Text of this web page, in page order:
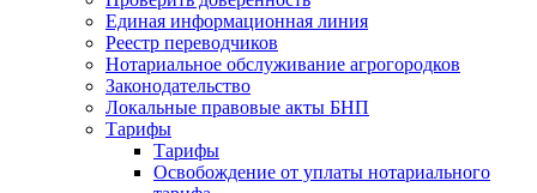
Единая информационная линия
Реестр переводчиков
Нотариальное обслуживание агрогородков
Законодательство
Локальные правовые акты БНП
Тарифы
Тарифы
Освобождение от уплаты нотариального